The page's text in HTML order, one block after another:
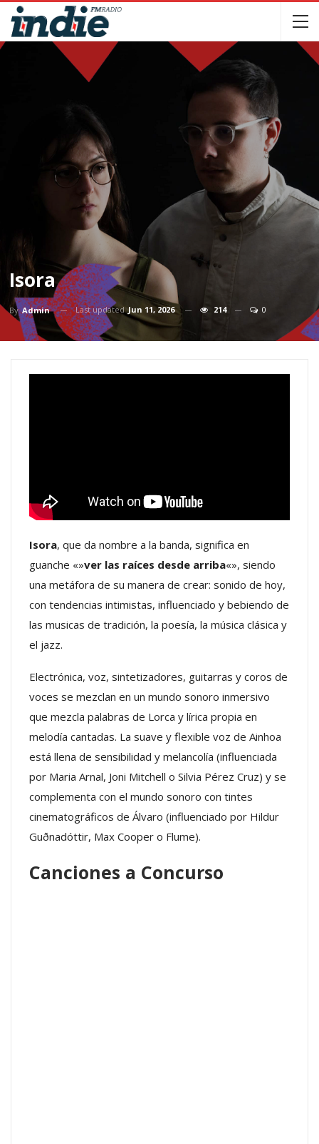
Isora
ByAdmin Last updated Jun 11, 2026 214 0
Isora, que da nombre a la banda, significa en
guanche «»ver las raíces desde arriba«», siendo
una metáfora de su manera de crear: sonido de hoy,
con tendencias intimistas, influenciado y bebiendo de
las musicas de tradición, la poesía, la música clásica y
el jazz.
Electrónica, voz, sintetizadores, guitarras y coros de
voces se mezclan en un mundo sonoro inmersivo
que mezcla palabras de Lorca y lírica propia en
melodía cantadas. La suave y flexible voz de Ainhoa
está llena de sensibilidad y melancolía (influenciada
por Maria Arnal, Joni Mitchell o Silvia Pérez Cruz) y se
complementa con el mundo sonoro con tintes
cinematográficos de Álvaro (influenciado por Hildur
Guðnadóttir, Max Cooper o Flume).
Canciones a Concurso